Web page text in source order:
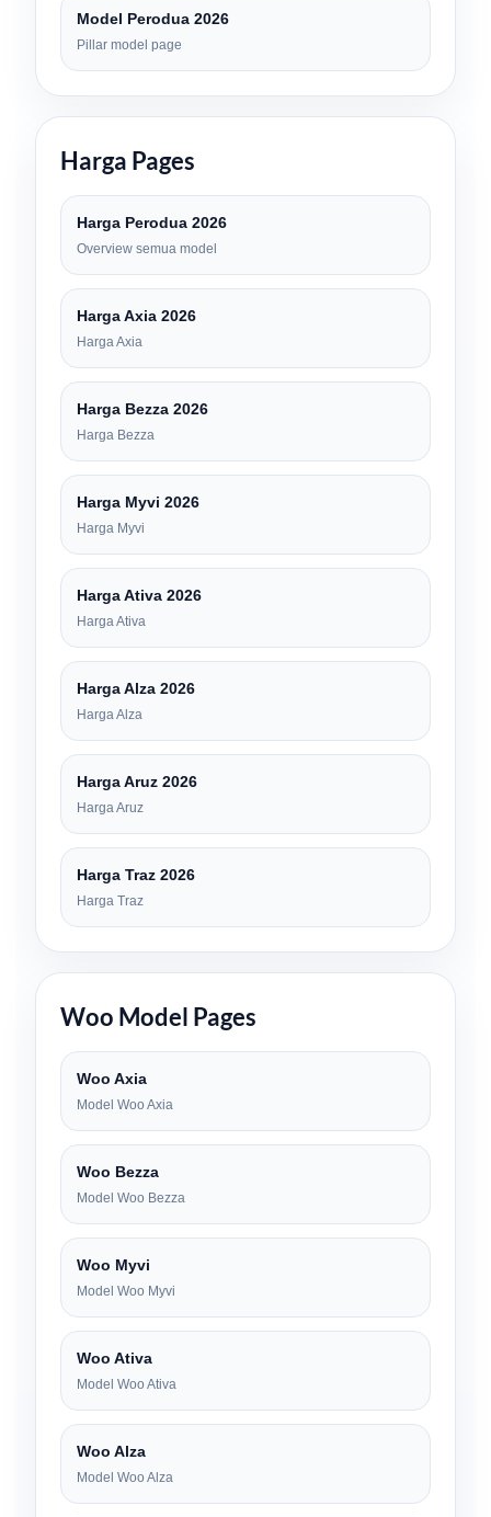
Model Perodua 2026
Pillar model page
Harga Pages
Harga Perodua 2026
Overview semua model
Harga Axia 2026
Harga Axia
Harga Bezza 2026
Harga Bezza
Harga Myvi 2026
Harga Myvi
Harga Ativa 2026
Harga Ativa
Harga Alza 2026
Harga Alza
Harga Aruz 2026
Harga Aruz
Harga Traz 2026
Harga Traz
Woo Model Pages
Woo Axia
Model Woo Axia
Woo Bezza
Model Woo Bezza
Woo Myvi
Model Woo Myvi
Woo Ativa
Model Woo Ativa
Woo Alza
Model Woo Alza